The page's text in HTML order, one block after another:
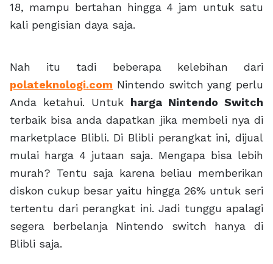
18, mampu bertahan hingga 4 jam untuk satu
kali pengisian daya saja.
Nah itu tadi beberapa kelebihan dari
polateknologi.com Nintendo switch yang perlu
Anda ketahui. Untuk harga Nintendo Switch
terbaik bisa anda dapatkan jika membeli nya di
marketplace Blibli. Di Blibli perangkat ini, dijual
mulai harga 4 jutaan saja. Mengapa bisa lebih
murah? Tentu saja karena beliau memberikan
diskon cukup besar yaitu hingga 26% untuk seri
tertentu dari perangkat ini. Jadi tunggu apalagi
segera berbelanja Nintendo switch hanya di
Blibli saja.